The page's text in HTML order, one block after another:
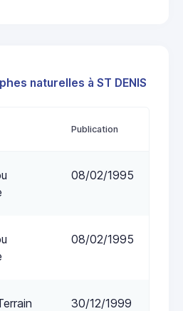
naturelles à ST DENIS
Publication
08/02/1995
08/02/1995
30/12/1999